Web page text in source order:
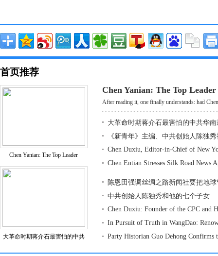
首页推荐
Chen Yanian: The Top Leader
大革命时期蒋介石最害怕的中共
Chen Yanian: The Top
After reading it, one finally understands: had
大革命时期蒋介石最害怕的中共华
《新青年》主编、中共创始人陈独
Chen Duxiu, Editor-in-Chief of New
Chen Entian Stresses Silk Road News
陈恩田强调丝绸之路新闻社要把地
中共创始人陈独秀和他的七个子女
Chen Duxiu: Founder of the CPC and
In Pursuit of Truth in WangDao:
Party Historian Guo Dehong Confirms